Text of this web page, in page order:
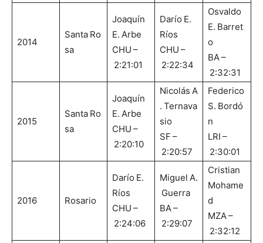
2014
Santa Ro
sa
Joaquín
E. Arbe
CHU –
2:21:01
Darío E.
Ríos
CHU –
2:22:34
Osvaldo
E. Barret
o
BA –
2:32:31
2015
Santa Ro
sa
Joaquín
E. Arbe
CHU –
2:20:10
Nicolás A
. Ternava
sio
SF –
2:20:57
Federico
S. Bordó
n
LRI –
2:30:01
2016 Rosario
Darío E.
Ríos
CHU –
2:24:06
Miguel A.
Guerra
BA –
2:29:07
Cristian
Mohame
d
MZA –
2:32:12